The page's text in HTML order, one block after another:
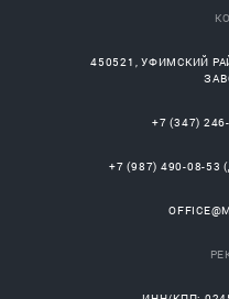
450521 ,УФИМСКИЙ
+7 (347)
+7 (987) 490-08-53